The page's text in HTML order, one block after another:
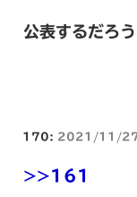
公表するだろ
170: 2021/11/
>>161